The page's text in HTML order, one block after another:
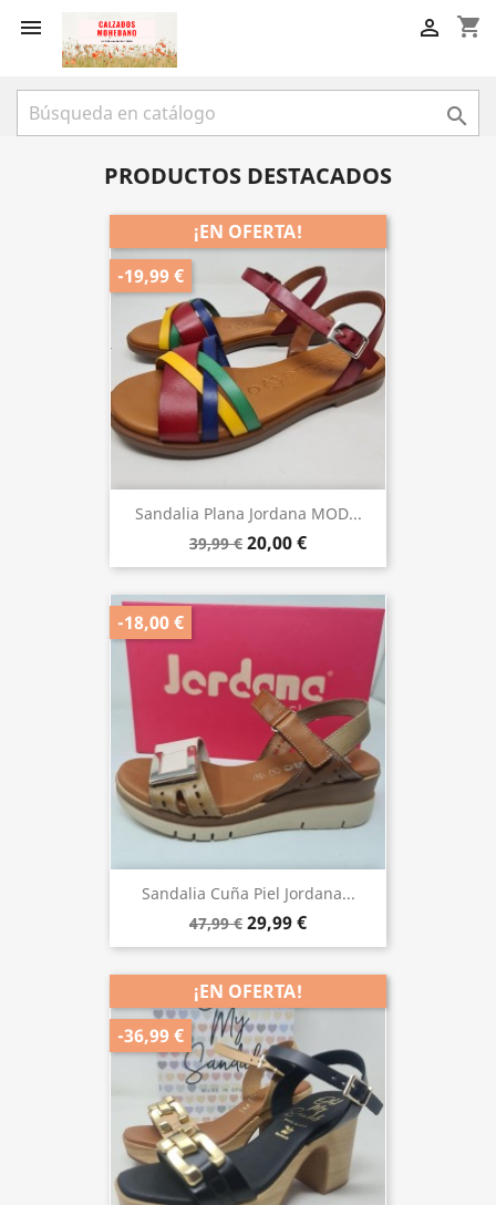
 shopping_cart


PRODUCTOS DESTACADOS
Sandalia Plana Jordana MOD...
39,99 € 20,00 €
¡EN OFERTA!
-19,99 €
Sandalia Cuña Piel Jordana...
47,99 € 29,99 €
-18,00 €
¡EN OFERTA!
-36,99 €